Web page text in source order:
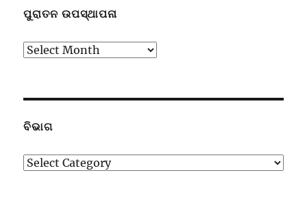
ପୁରାତନ ଉପସ୍ଥାପନା
ପୁରାତନ
ବିଭାଗ
ବିଭାଗ